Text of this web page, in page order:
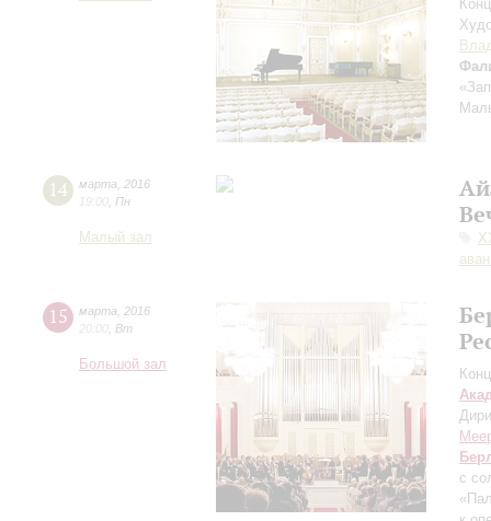
14 марта
2016
19:00 Пн
Малый зал
15 марта
2016
20:00 Вт
Большой зал
с